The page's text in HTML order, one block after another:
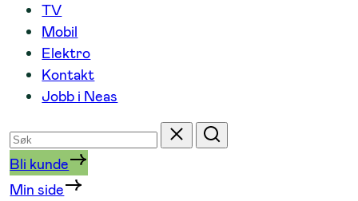
TV
Mobil
Elektro
Kontakt
Jobb i Neas
Søk
etter
Tilbakestill
Søk
Bli kunde
Min side